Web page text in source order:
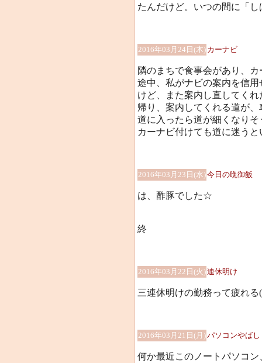
たんだけど。いつの間に「
2016年03月24日(木) カーナビ
隣のまちで食事会があり、
途中、私がナビの案内を信
けど、また案内し直してくれ
帰り、案内してくれる道が
道に入ったら道が細くなり
カーナビ付けても道に迷う
2016年03月23日(水)今日の晩御飯
は、酢豚でした☆
終
2016年03月22日(火)連休明け
三連休明けの勤務って疲れる
2016年03月21日(月)パソコンやばし
何か最近このノートパソコ